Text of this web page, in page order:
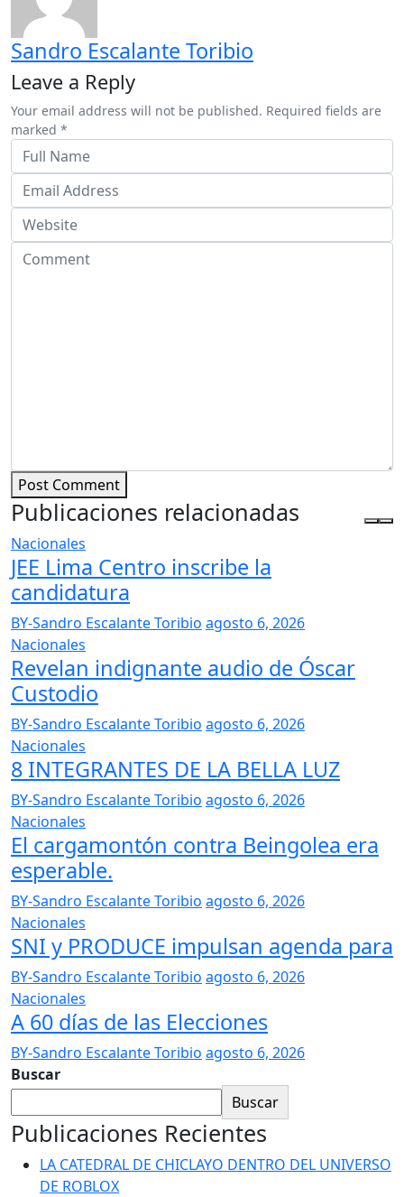
Sandro Escalante Toribio
Leave a Reply
Your email address will not be published. Required fields are
marked *
Post Comment
Publicaciones relacionadas
Nacionales
JEE Lima Centro inscribe la
candidatura
BY-Sandro Escalante Toribio agosto 6, 2026
Nacionales
Revelan indignante audio de Óscar
Custodio
BY-Sandro Escalante Toribio agosto 6, 2026
Nacionales
8 INTEGRANTES DE LA BELLA LUZ
BY-Sandro Escalante Toribio agosto 6, 2026
Nacionales
El cargamontón contra Beingolea era
esperable.
BY-Sandro Escalante Toribio agosto 6, 2026
Nacionales
SNI y PRODUCE impulsan agenda para
BY-Sandro Escalante Toribio agosto 6, 2026
Nacionales
A 60 días de las Elecciones
BY-Sandro Escalante Toribio agosto 6, 2026
Buscar
Buscar
Publicaciones Recientes
LA CATEDRAL DE CHICLAYO DENTRO DEL UNIVERSO
DE ROBLOX